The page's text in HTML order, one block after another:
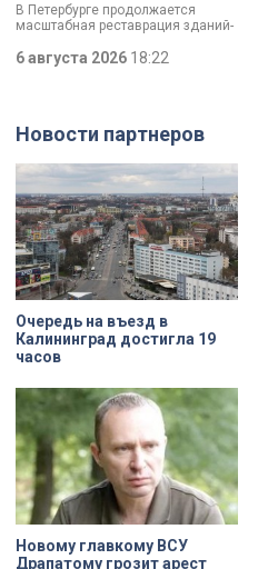
Святого Николая на улице
Марата
В Петербурге продолжается
масштабная реставрация зданий-
губернаторской программы.
Специалисты обновляют не
адресов сейчас — Дом
Единоверческой церкви Святого
Николая на улице Марата. Здание
XIX века, прошедшее через
несколько перестроек, сегодня
переживает второе рождение.
Жемчужина, объекта культурного
наследия — исторические часы.
Их элементы утрачены на 90%.
6 августа 2026 18:22
Новости партнеров
Очередь на въезд в
Калининград достигла 19
часов
Новому главкому ВСУ
Драпатому грозит арест